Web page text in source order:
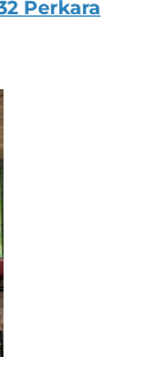
Perkara